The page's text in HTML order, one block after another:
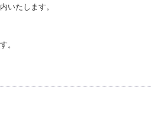
いたします。
。